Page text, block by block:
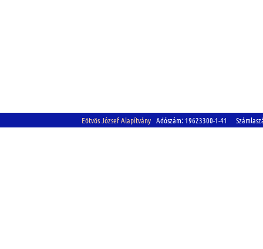
Eötvös József Alapítvány Adószám: 19623300-1-41